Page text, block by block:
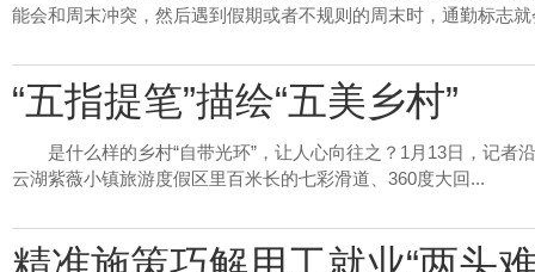
能会和周末冲突，然后遇到假期或者不规则的周末时，通勤标志就
“五指提笔”描绘“五美乡村”
是什么样的乡村“自带光环”，让人心向往之？1月13日，记
云湖紫薇小镇旅游度假区里百米长的七彩滑道、360度大回...